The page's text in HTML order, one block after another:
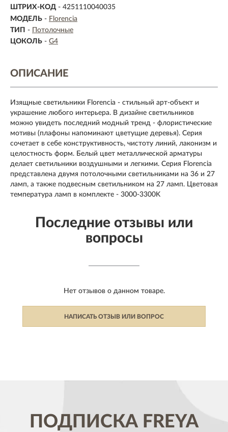
ШТРИХ-КОД - 4251110040035
МОДЕЛЬ - Florencia
ТИП -
Потолочные
ЦОКОЛЬ - G4
ОПИСАНИЕ
Изящные светильники Florencia - стильный арт-объект и
украшение любого интерьера. В дизайне светильников
можно увидеть последний модный тренд - флористические
мотивы (плафоны напоминают цветущие деревья). Серия
сочетает в себе конструктивность, чистоту линий, лаконизм и
целостность форм. Белый цвет металлической арматуры
делает светильники воздушными и легкими. Серия Florencia
представлена двумя потолочными светильниками на 36 и 27
ламп, а также подвесным светильником на 27 ламп. Цветовая
температура ламп в комплекте - 3000-3300K
Последние отзывы или
вопросы
Нет отзывов о данном товаре.
НАПИСАТЬ ОТЗЫВ ИЛИ ВОПРОС
ПОДПИСКАFREYA